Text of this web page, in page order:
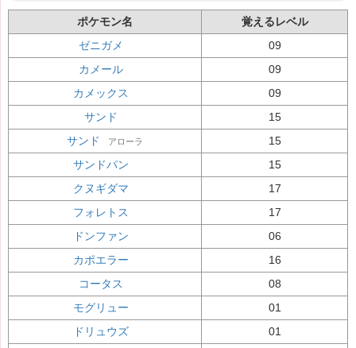
ポケモン名
覚えるレベル
ゼニガメ
09
カメール
09
カメックス
09
サンド
15
サンド
アローラ
15
サンドパン
15
クヌギダマ
17
フォレトス
17
ドンファン
06
カポエラー
16
コータス
08
モグリュー
01
ドリュウズ
01